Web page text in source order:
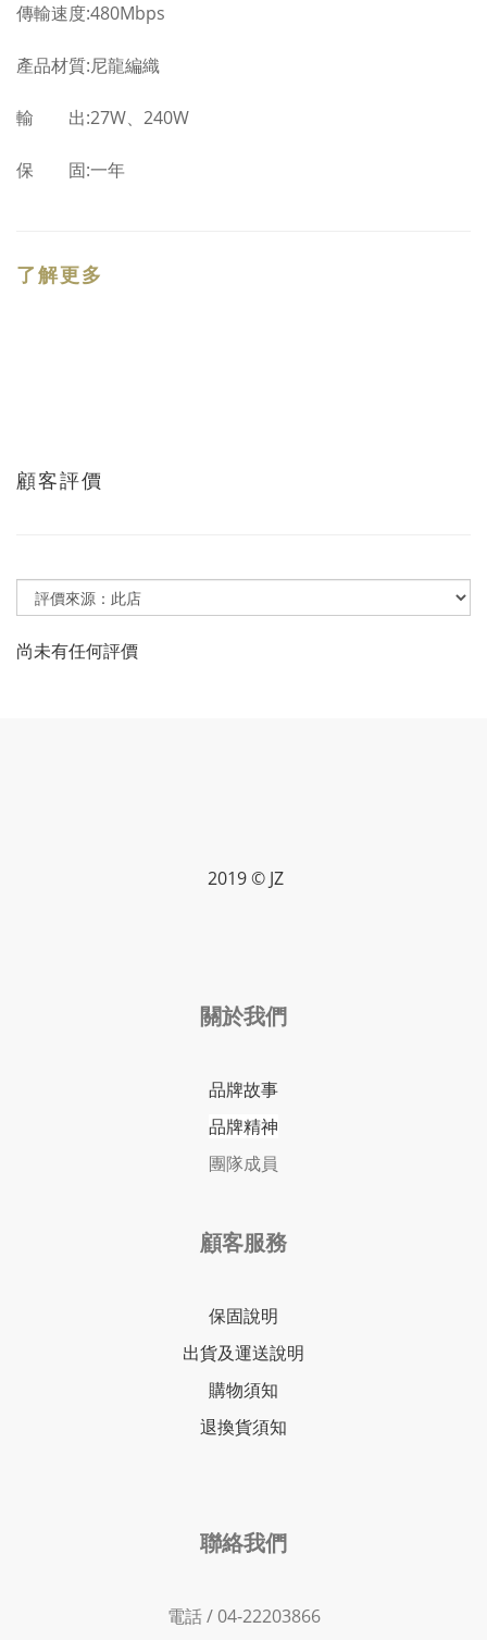
傳輸速度:480Mbps
產品材質:尼龍編織
輸 出:27W、240W
保 固:一年
了解更多
顧客評價
尚未有任何評價
2019 © JZ
關於我們
品牌故事
品牌精神
團隊成員
顧客服務
保固說明
出貨及運送說明
購物須知
退換貨須知
聯絡我們
電話 / 04-22203866